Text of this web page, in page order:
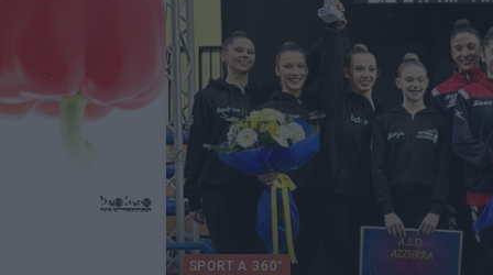
SPORT A 360°